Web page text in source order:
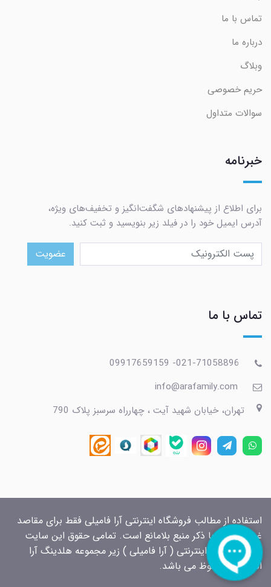
تماس با ما
درباره ما
وبلاگ
حریم خصوصی
سوالات متداول
خبرنامه
برای اطلاع از پیشنهادهای شگفت‌انگیز و تخفیف‌های ویژه،
آدرس ایمیل خود را در فیلد زیر بنویسید و ثبت کنید.
عضویت
تماس با ما
تهران، خیابان شهید آیت ، چهارراه سرسبز پلاک 790
استفاده از مطالب فروشگاه اینترنتی آرا فامیلی فقط برای مقاصد
غیرتجاری و با ذکر منبع بلامانع است. تمامی حقوق این سایت
برای فروشگاه اینترنتی ( آرا فامیلی ) زیر مجموعه هلدینگ آرا
الکتریک محفوظ می باشد.